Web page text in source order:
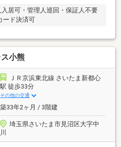
居可・管理人巡回・保証人不要
ード決済可
小熊
ＪＲ京浜東北線 さいたま新都心
駅 徒歩33分
その他の交通
築33年2ヶ月 / 3階建
埼玉県さいたま市見沼区大字中
川